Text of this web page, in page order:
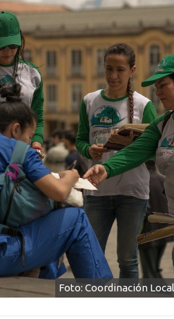
Foto: Coordinación